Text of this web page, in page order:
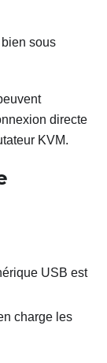
sous
directe
KVM.
USB est
charge les